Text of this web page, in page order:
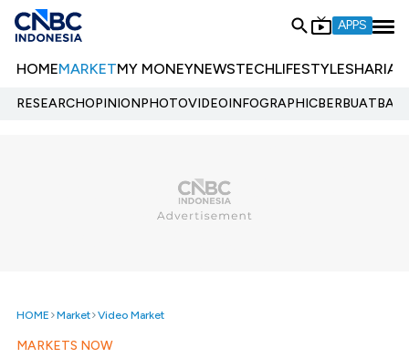
APPS
HOMEMARKETMY MONEYNEWSTECHLIFESTYLESHARIA
RESEARCHOPINIONPHOTOVIDEOINFOGRAPHIC
HOME Market Video Market
MARKETS NOW